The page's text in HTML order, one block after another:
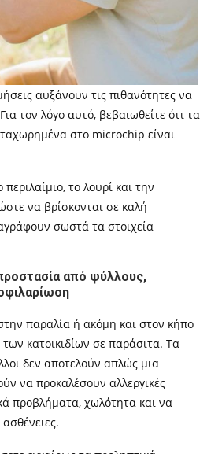
αυξάνουν τις πιθανότητες να
τον λόγο αυτό, βεβαιωθείτε ότι τα
στο microchip είναι
το λουρί και την
να βρίσκονται σε καλή
σωστά τα στοιχεία
από ψύλλους,
παραλία ή ακόμη και στον κήπο
κατοικιδίων σε παράσιτα. Τα
δεν αποτελούν απλώς μια
να προκαλέσουν αλλεργικές
προβλήματα, χωλότητα και να